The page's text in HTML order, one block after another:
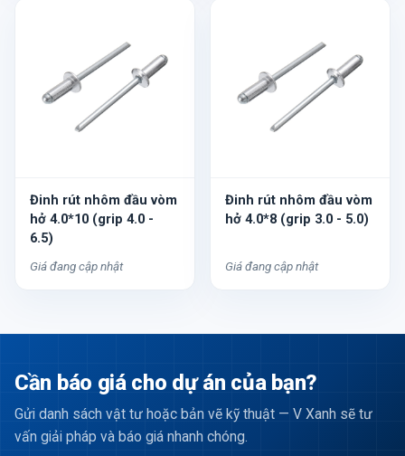
Đinh rút nhôm đầu vòm
hở 4.0*10 (grip 4.0 -
6.5)
Giá đang cập nhật
Đinh rút nhôm đầu vòm
hở 4.0*8 (grip 3.0 - 5.0)
Giá đang cập nhật
Cần báo giá cho dự án của bạn?
Gửi danh sách vật tư hoặc bản vẽ kỹ thuật — V Xanh sẽ tư
vấn giải pháp và báo giá nhanh chóng.